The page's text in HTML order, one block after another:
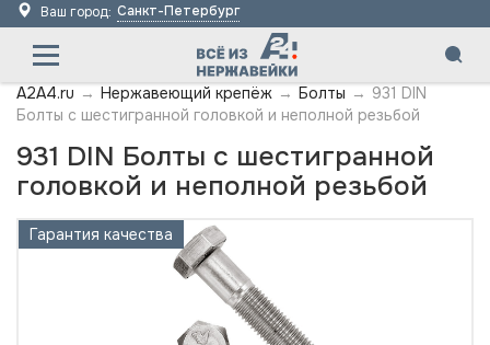
Ваш город: Санкт-Петербург
A2A4.ru → Нержавеющий крепёж → Болты → 931 DIN
Болты с шестигранной головкой и неполной резьбой
931 DIN Болты с шестигранной
головкой и неполной резьбой
Гарантия качества